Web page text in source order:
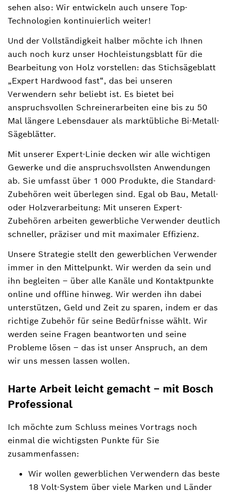
sehen also: Wir entwickeln auch unsere Top-
Technologien kontinuierlich weiter!
Und der Vollständigkeit halber möchte ich Ihnen
auch noch kurz unser Hochleistungsblatt für die
Bearbeitung von Holz vorstellen: das Stichsägeblatt
„Expert Hardwood fast“, das bei unseren
Verwendern sehr beliebt ist. Es bietet bei
anspruchsvollen Schreinerarbeiten eine bis zu 50
Mal längere Lebensdauer als marktübliche Bi-Metall-
Sägeblätter.
Mit unserer Expert-Linie decken wir alle wichtigen
Gewerke und die anspruchsvollsten Anwendungen
ab. Sie umfasst über 1 000 Produkte, die Standard-
Zubehören weit überlegen sind. Egal ob Bau, Metall-
oder Holzverarbeitung: Mit unseren Expert-
Zubehören arbeiten gewerbliche Verwender deutlich
schneller, präziser und mit maximaler Effizienz.
Unsere Strategie stellt den gewerblichen Verwender
immer in den Mittelpunkt. Wir werden da sein und
ihn begleiten ‒ über alle Kanäle und Kontaktpunkte
online und offline hinweg. Wir werden ihn dabei
unterstützen, Geld und Zeit zu sparen, indem er das
richtige Zubehör für seine Bedürfnisse wählt. Wir
werden seine Fragen beantworten und seine
Probleme lösen – das ist unser Anspruch, an dem
wir uns messen lassen wollen.
Harte Arbeit leicht gemacht ‒ mit Bosch
Professional
Ich möchte zum Schluss meines Vortrags noch
einmal die wichtigsten Punkte für Sie
zusammenfassen:
Wir wollen gewerblichen Verwendern das beste
18 Volt-System über viele Marken und Länder